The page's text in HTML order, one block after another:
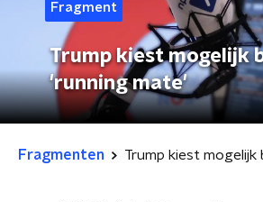
Fragment
Trump kiest mogelijk
'running mate'
Fragmenten